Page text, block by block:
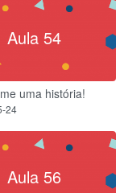
Aula 54
uma história!
24
Aula 56